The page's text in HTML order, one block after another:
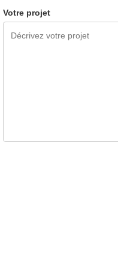
Votre projet